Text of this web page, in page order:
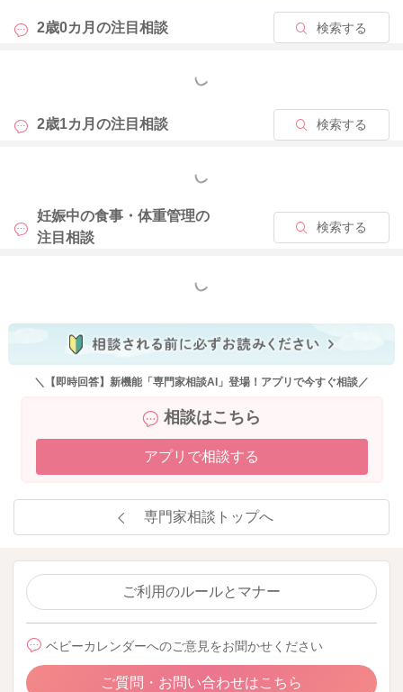
2歳0カ月の注目相談 検索する
もっと見る
2歳1カ月の注目相談 検索する
もっと見る
妊娠中の食事・体重管理の
注目相談
検索する
もっと見る
＼【即時回答】新機能「専門家相談AI」登場！アプリで今すぐ相談／
相談はこちら
アプリで相談する
専門家相談トップへ
ご利用のルールとマナー
ベビーカレンダーへのご意見をお聞かせください
ご質問・お問い合わせはこちら